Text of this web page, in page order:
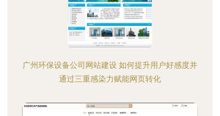
广州环保设备公司网站建设 如何提升用户好感度并
通过三重感染力赋能网页转化